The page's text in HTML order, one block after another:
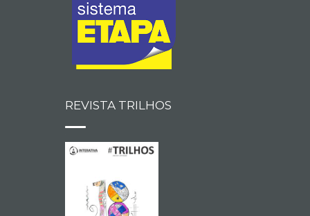
REVISTA TRILHOS